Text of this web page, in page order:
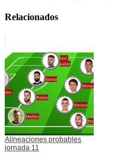
Relacionados
Alineaciones probables
jornada 11